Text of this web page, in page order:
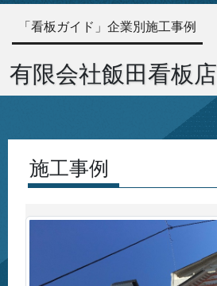
有限会社飯田看板店
「看板ガイド」企業別施工事例
施工事例